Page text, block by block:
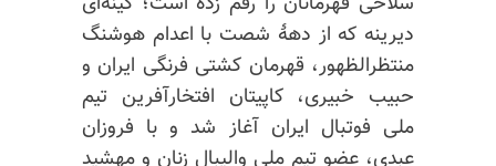
دیرینه که از دههٔ شصت با اعدام هوشنگ
منتظرالظهور، قهرمان کشتی فرنگی ایران و
حبیب خبیری، کاپیتان افتخارآفرین تیم
ملی فوتبال ایران آغاز شد و با فروزان
عبدی، عضو تیم ملی والیبال زنان و مهشید